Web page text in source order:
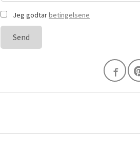
Jeg godtarbetingelsene
Send